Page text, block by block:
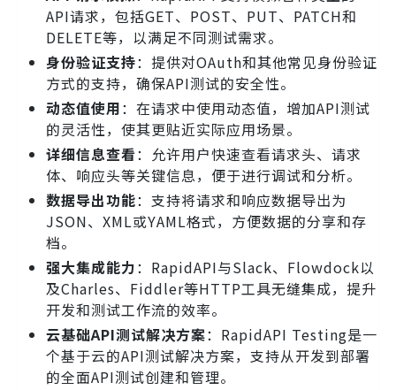
API请求，包括GET、POST、PUT、PATCH和
DELETE等，以满足不同测试需求。
身份验证支持：提供对OAuth和其他常见身份验证
方式的支持，确保API测试的安全性。
动态值使用：在请求中使用动态值，增加API测试
的灵活性，使其更贴近实际应用场景。
详细信息查看：允许用户快速查看请求头、请求
体、响应头等关键信息，便于进行调试和分析。
数据导出功能：支持将请求和响应数据导出为
JSON、XML或YAML格式，方便数据的分享和存
档。
强大集成能力：RapidAPI与Slack、Flowdock以
及Charles、Fiddler等HTTP工具无缝集成，提升
开发和测试工作流的效率。
云基础API测试解决方案：RapidAPI Testing是一
个基于云的API测试解决方案，支持从开发到部署
的全面API测试创建和管理。